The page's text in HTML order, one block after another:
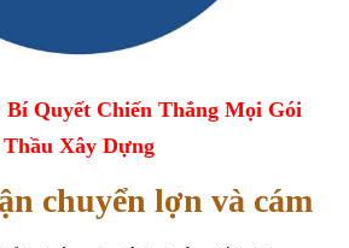
Quyết Chiến Thắng Mọi Gói
Thầu Xây Dựng
chuyển lợn và cám